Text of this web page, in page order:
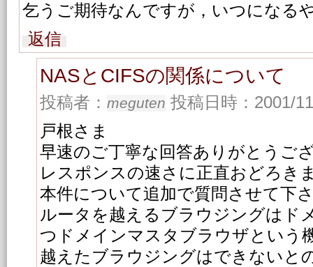
乞うご期待なんですが，いつになる
返信
NASとCIFSの関係について
投稿者： meguten 投稿日時：2001/
戸根さま
早速のご丁寧な回答ありがとうご
レスポンスの速さに正直おどろき
本件について追加で質問させて下
ルータを越えるブラウジングはド
つドメインマスタブラウザという
越えたブラウジングはできないと